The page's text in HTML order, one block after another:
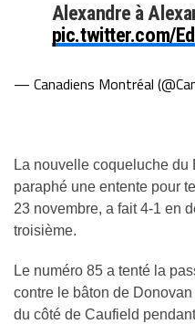
Alexandre à
pic.twitter.com/
— Canadiens Montréal
La nouvelle coqueluche du
paraphé une entente pour
23 novembre, a fait 4-1 en
troisième.
Le numéro 85 a tenté la
contre le bâton de
du côté de Caufield